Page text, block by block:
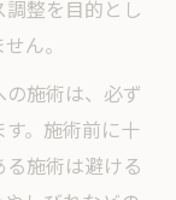
整を目的とし
ん。
施術は、必ず
。施術前に十
施術は避ける